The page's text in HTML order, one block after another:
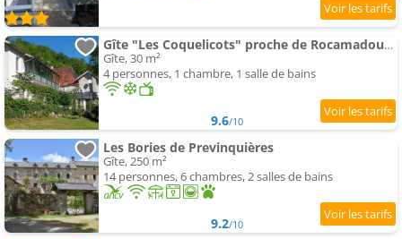
Gîte "Les Coquelicots" proche de Rocamadour et de Sarlat
Gîte, 30 m²
4 personnes, 1 chambre, 1 salle de bains
9.6/10
Les Bories de Previnquières
Gîte, 250 m²
14 personnes, 6 chambres, 2 salles de bains
9.2/10